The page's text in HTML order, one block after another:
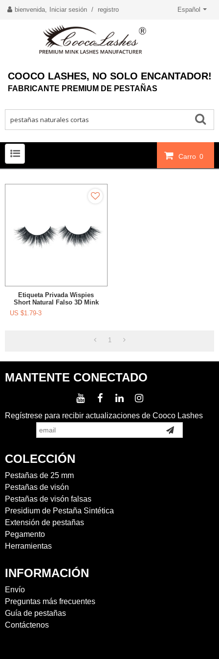
bienvenida, Iniciar sesión / registro Español
COOCO LASHES, NO SOLO ENCANTADOR!
FABRICANTE PREMIUM DE PESTAÑAS
Carro 0
Etiqueta Privada Wispies
Short Natural Falso 3D Mink
Pestañas Proveedor Con
Aplicador De Pestañas Falsas
US $1.79-3
1
MANTENTE CONECTADO
Regístrese para recibir actualizaciones de Cooco Lashes
COLECCIÓN
Pestañas de 25 mm
Pestañas de visón
Pestañas de visón falsas
Presidium de Pestaña Sintética
Extensión de pestañas
Pegamento
Herramientas
INFORMACIÓN
Envío
Preguntas más frecuentes
Guía de pestañas
Contáctenos